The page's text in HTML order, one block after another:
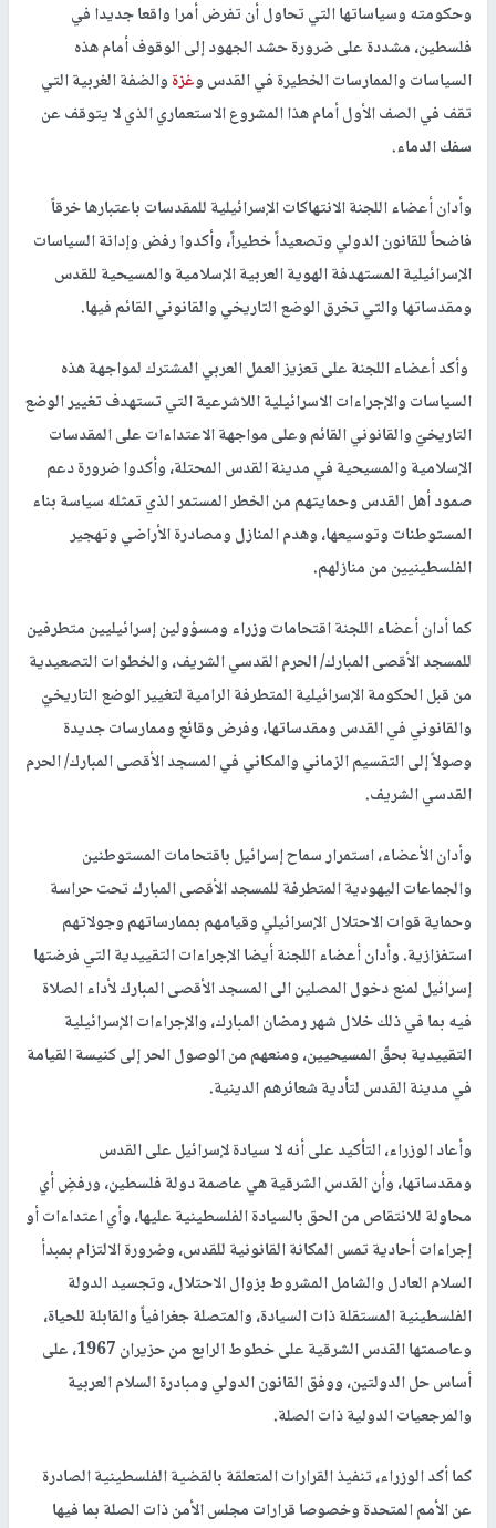
وحكومته وسياساتها التي تحاول أن تفرض أمرا واقعا جديدا في
فلسطين، مشددة على ضرورة حشد الجهود إلى الوقوف أمام هذه
السياسات والممارسات الخطيرة في القدس وغزةوالضفة الغربية التي
تقف في الصف الأول أمام هذا المشروع الاستعماري الذي لا يتوقف عن
سفك الدماء.
وأدان أعضاء اللجنة الانتهاكات الإسرائيلية للمقدسات باعتبارها خرقاً
فاضحاً للقانون الدولي وتصعيداً خطيراً، وأكدوا رفض وإدانة السياسات
الإسرائيلية المستهدفة الهوية العربية الإسلامية والمسيحية للقدس
ومقدساتها والتي تخرق الوضع التاريخي والقانوني القائم فيها.
وأكد أعضاء اللجنة على تعزيز العمل العربي المشترك لمواجهة هذه
السياسات والإجراءات الاسرائيلية اللاشرعية التي تستهدف تغيير الوضع
التاريخيّ والقانوني القائم وعلى مواجهة الاعتداءات على المقدسات
الإسلامية والمسيحية في مدينة القدس المحتلة، وأكدوا ضرورة دعم
صمود أهل القدس وحمايتهم من الخطر المستمر الذي تمثله سياسة بناء
المستوطنات وتوسيعها، وهدم المنازل ومصادرة الأراضي وتهجير
الفلسطينيين من منازلهم.
كما أدان أعضاء اللجنة اقتحامات وزراء ومسؤولين إسرائيليين متطرفين
للمسجد الأقصى المبارك/ الحرم القدسي الشريف، والخطوات التصعيدية
من قبل الحكومة الإسرائيلية المتطرفة الرامية لتغيير الوضع التاريخيّ
والقانوني في القدس ومقدساتها، وفرض وقائع وممارسات جديدة
وصولاً إلى التقسيم الزماني والمكاني في المسجد الأقصى المبارك/ الحرم
القدسي الشريف.
وأدان الأعضاء، استمرار سماح إسرائيل باقتحامات المستوطنين
والجماعات اليهودية المتطرفة للمسجد الأقصى المبارك تحت حراسة
وحماية قوات الاحتلال الإسرائيلي وقيامهم بممارساتهم وجولاتهم
استفزازية. وأدان أعضاء اللجنة أيضا الإجراءات التقييدية التي فرضتها
إسرائيل لمنع دخول المصلين الى المسجد الأقصى المبارك لأداء الصلاة
فيه بما في ذلك خلال شهر رمضان المبارك، والإجراءات الإسرائيلية
التقييدية بحقّ المسيحيين، ومنعهم من الوصول الحر إلى كنيسة القيامة
في مدينة القدس لتأدية شعائرهم الدينية.
وأعاد الوزراء، التأكيد على أنه لا سيادة لإسرائيل على القدس
ومقدساتها، وأن القدس الشرقية هي عاصمة دولة فلسطين، ورفضِ أي
محاولة للانتقاص من الحق بالسيادة الفلسطينية عليها، وأي اعتداءات أو
إجراءات أحادية تمس المكانة القانونية للقدس، وضرورة الالتزام بمبدأ
السلام العادل والشامل المشروط بزوال الاحتلال، وتجسيد الدولة
الفلسطينية المستقلة ذات السيادة، والمتصلة جغرافياً والقابلة للحياة،
وعاصمتها القدس الشرقية على خطوط الرابع من حزيران 1967، على
أساس حل الدولتين، ووفق القانون الدولي ومبادرة السلام العربية
والمرجعيات الدولية ذات الصلة.
كما أكد الوزراء، تنفيذ القرارات المتعلقة بالقضية الفلسطينية الصادرة
عن الأمم المتحدة وخصوصا قرارات مجلس الأمن ذات الصلة بما فيها